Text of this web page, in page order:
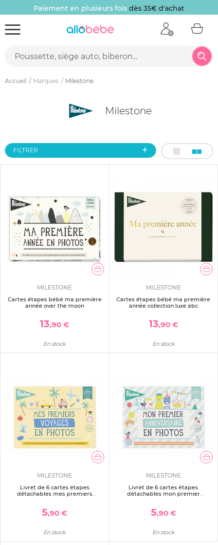
Paiement en plusieurs fois dès 35€ d'achat
Accueil Marques Milestone
Milestone
FILTRER
MILESTONE
Cartes étapes bébé ma première
année over the moon
13,90 €
En stock
MILESTONE
Cartes étapes bébé ma première
année collection luxe abc
13,90 €
En stock
MILESTONE
Livret de 6 cartes étapes
détachables mes premiers
5,90 €
En stock
MILESTONE
Livret de 6 cartes étapes
détachables mon premier
5,90 €
En stock